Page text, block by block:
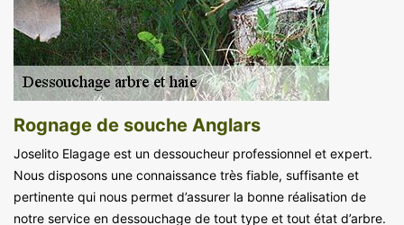
Rognage de souche Anglars
Joselito Elagage est un dessoucheur professionnel et expert.
Nous disposons une connaissance très fiable, suffisante et
pertinente qui nous permet d’assurer la bonne réalisation de
notre service en dessouchage de tout type et tout état d’arbre.